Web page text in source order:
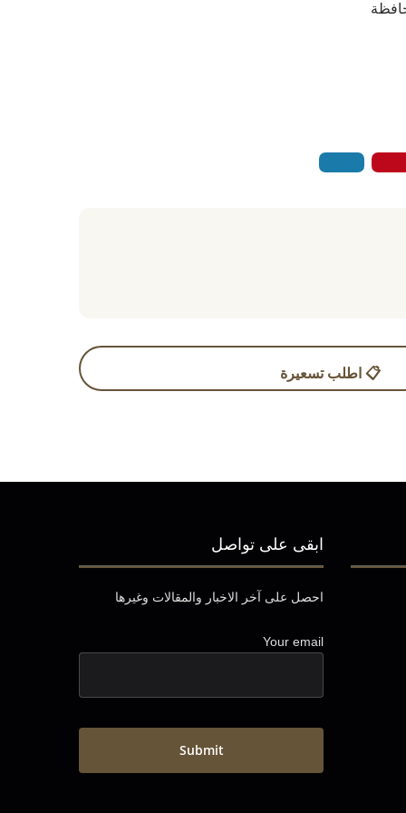
ابقى على تواصل
احصل على آخر الاخبار والمقالات وغيرها
Your email